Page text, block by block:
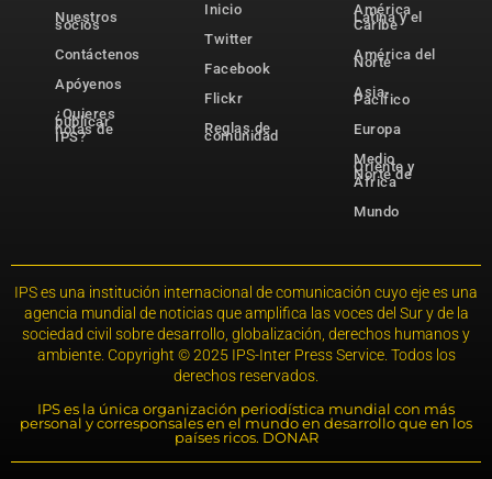
Nuestros
socios
Contáctenos
Apóyenos
¿Quieres
publicar
notas de
IPS?
Inicio
Twitter
Facebook
Flickr
Reglas de
comunidad
América
Latina y el
Caribe
América del
Norte
Asia-
Pacífico
Europa
Medio
Oriente y
Norte de
África
Mundo
IPS es una institución internacional de comunicación cuyo eje es una
agencia mundial de noticias que amplifica las voces del Sur y de la
sociedad civil sobre desarrollo, globalización, derechos humanos y
ambiente. Copyright © 2025 IPS-Inter Press Service. Todos los
derechos reservados.
IPS es la única organización periodística mundial con más
personal y corresponsales en el mundo en desarrollo que en los
países ricos. DONAR